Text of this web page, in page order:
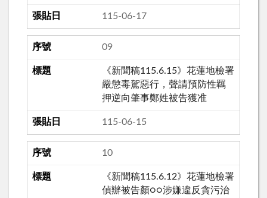
115-06-17
09
《新聞稿115.6.15》花蓮地檢署
嚴懲毒駕惡行，聲請預防性羈
押逆向肇事鄭姓被告獲准
115-06-15
10
《新聞稿115.6.12》花蓮地檢署
偵辦被告顏○○涉嫌違反貪污治